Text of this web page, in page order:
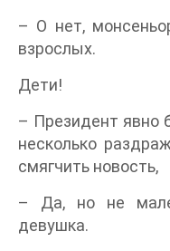
– О нет,
взрослых.
Дети!
– Президент явно
несколько
смягчить новость,
– Да, но не
девушка.